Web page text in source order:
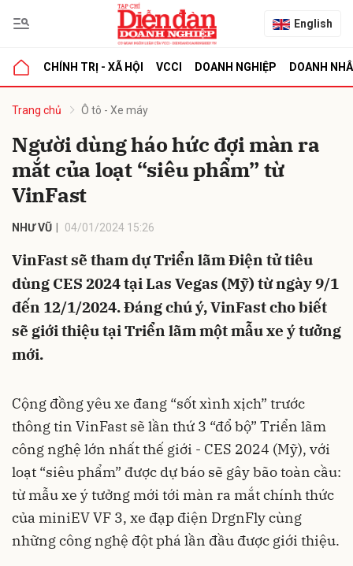
English
CHÍNH TRỊ - XÃ HỘI VCCI DOANH NGHIỆP DOANH
Trang chủ Ô tô - Xe máy
Người dùng háo hức đợi màn ra
mắt của loạt “siêu phẩm” từ
VinFast
NHƯ VŨ 04/01/2024 15:26
VinFast sẽ tham dự Triển lãm Điện tử tiêu
dùng CES 2024 tại Las Vegas (Mỹ) từ ngày 9/1
đến 12/1/2024. Đáng chú ý, VinFast cho biết
sẽ giới thiệu tại Triển lãm một mẫu xe ý tưởng
mới.
Cộng đồng yêu xe đang “sốt xình xịch” trước
thông tin VinFast sẽ lần thứ 3 “đổ bộ” Triển lãm
công nghệ lớn nhất thế giới - CES 2024 (Mỹ), với
loạt “siêu phẩm” được dự báo sẽ gây bão toàn cầu:
từ mẫu xe ý tưởng mới tới màn ra mắt chính thức
của miniEV VF 3, xe đạp điện DrgnFly cùng
những công nghệ đột phá lần đầu được giới thiệu.
luận
Hủy